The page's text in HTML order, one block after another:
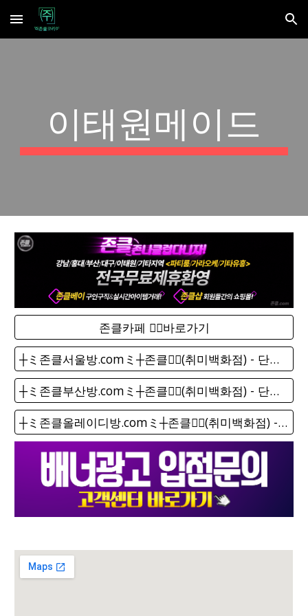
Skip to main content Skip to navigation
이태원메이드
존클카페 ❤️‍🔥바로가기
┼ミ존클서울방.comミ┼존클❤️‍🔥(취미백화점) - 단톡방
┼ミ존클부산방.comミ┼존클❤️‍🔥(취미백화점) - 단톡방
┼ミ존클올레이디방.comミ┼존클❤️‍🔥(취미백화점) - 단톡방